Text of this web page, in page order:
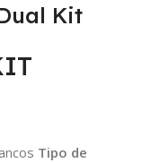
Kit
Tipo de